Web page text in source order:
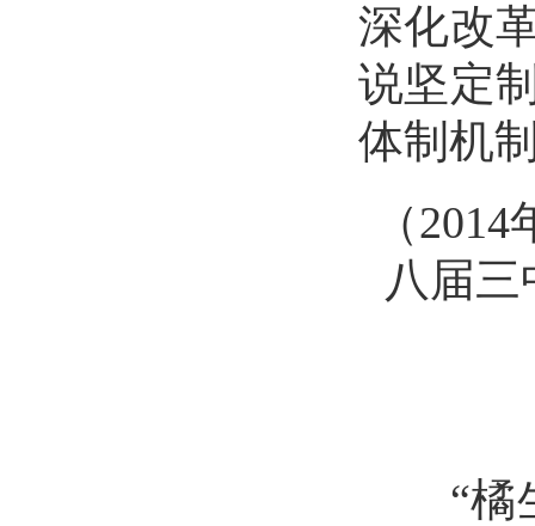
深化改
说坚定
体制机
（2014
八届
“橘